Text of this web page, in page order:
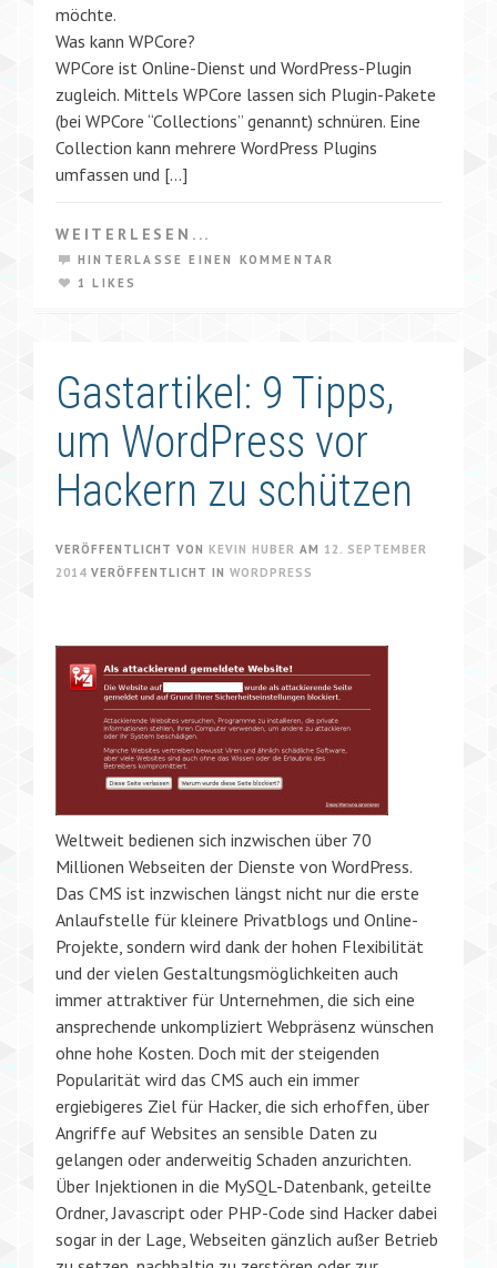
möchte.
Was kann WPCore?
WPCore ist Online-Dienst und WordPress-Plugin
zugleich. Mittels WPCore lassen sich Plugin-Pakete
(bei WPCore “Collections” genannt) schnüren. Eine
Collection kann mehrere WordPress Plugins
umfassen und […]
WEITERLESEN...
HINTERLASSE EINEN KOMMENTAR
1 LIKES
Gastartikel: 9 Tipps,
um WordPress vor
Hackern zu schützen
VERÖFFENTLICHT VON KEVIN HUBER AM 12. SEPTEMBER
2014 VERÖFFENTLICHT IN WORDPRESS
Weltweit bedienen sich inzwischen über 70
Millionen Webseiten der Dienste von WordPress.
Das CMS ist inzwischen längst nicht nur die erste
Anlaufstelle für kleinere Privatblogs und Online-
Projekte, sondern wird dank der hohen Flexibilität
und der vielen Gestaltungsmöglichkeiten auch
immer attraktiver für Unternehmen, die sich eine
ansprechende unkompliziert Webpräsenz wünschen
ohne hohe Kosten. Doch mit der steigenden
Popularität wird das CMS auch ein immer
ergiebigeres Ziel für Hacker, die sich erhoffen, über
Angriffe auf Websites an sensible Daten zu
gelangen oder anderweitig Schaden anzurichten.
Über Injektionen in die MySQL-Datenbank, geteilte
Ordner, Javascript oder PHP-Code sind Hacker dabei
sogar in der Lage, Webseiten gänzlich außer Betrieb